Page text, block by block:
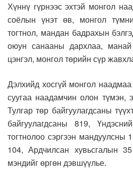
Хүннү гүрнээс эхтэй монгол
соёлын үнэт өв, монгол
тогтнол, мандан бадрахын
оюун санааны дархлаа,
цэнгэл, монгол төрийн сүр
Дэлхийд хосгүй монгол наадмаа
суугаа наадамчин олон түмэн,
Тулгар төр байгуулагдсаны
байгуулагдсаны 819,
тогтнолоо сэргээн мандуулсны
104, Ардчилсан хувьсгалын
мэндийг өргөн дэвшүүлье.